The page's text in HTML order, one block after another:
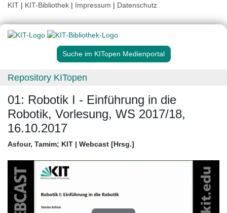
KIT | KIT-Bibliothek | Impressum | Datenschutz
Suche im KITopen Medienportal
Repository KITopen
01: Robotik I - Einführung in die
Robotik, Vorlesung, WS 2017/18,
16.10.2017
Asfour, Tamim; KIT | Webcast [Hrsg.]